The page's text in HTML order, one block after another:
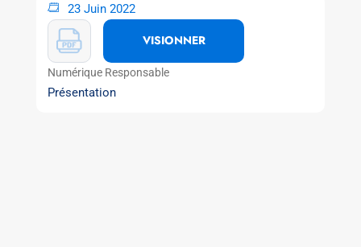
23 Juin 2022
VISIONNER
Numérique Responsable
Présentation